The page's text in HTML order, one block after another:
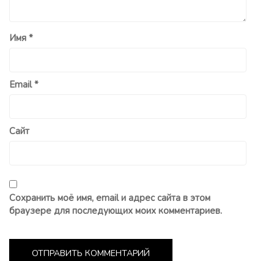
Имя *
Email*
Сайт
Сохранить моё имя, email и адрес сайта в этом
браузере для последующих моих комментариев.